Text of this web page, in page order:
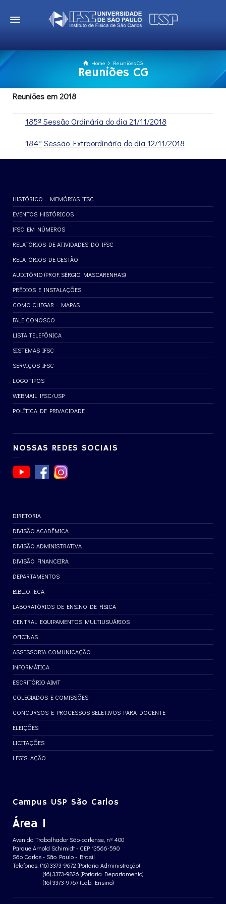
Home Reuniões CG
Reuniões CG
Reuniões em 2018
185ª Sessão Ordinária do dia 21/11/2018
184ª Sessão Extraordinária do dia 12/11/2018
HISTÓRICO – MEMÓRIAS IFSC
EVENTOS HISTÓRICOS
IFSC EM NÚMEROS
RELATÓRIOS DE ATIVIDADES DO IFSC
RELATÓRIOS DE GESTÃO
AUDITÓRIO (PROF. SÉRGIO MASCARENHAS)
PRÉDIOS E INSTALAÇÕES
COMO CHEGAR – MAPAS
FALE CONOSCO
LISTA TELEFÔNICA
SISTEMAS IFSC
SERVIÇOS IFSC
LOGOTIPOS
WEBMAIL IFSC/USP
POLÍTICA DE PRIVACIDADE
NOSSAS REDES SOCIAIS
DIRETORIA
DIVISÃO ACADÊMICA
DIVISÃO ADMINISTRATIVA
DIVISÃO FINANCEIRA
DEPARTAMENTOS
BIBLIOTECA
LABORATÓRIOS DE ENSINO DE FÍSICA
CENTRAL EQUIPAMENTOS MULTIUSUÁRIOS
OFICINAS
ASSESSORIA COMUNICAÇÃO
INFORMÁTICA
ESCRITÓRIO AIMT
COLEGIADOS E COMISSÕES
CONCURSOS E PROCESSOS SELETIVOS PARA DOCENTE
ELEIÇÕES
LICITAÇÕES
LEGISLAÇÃO
Campus USP São Carlos
Área 1
Avenida Trabalhador São-carlense, nº 400
Parque Arnold Schimidt - CEP 13566-590
São Carlos - São Paulo - Brasil
Telefones: (16) 3373-9672 (Portaria Administração)
(16) 3373-9826 (Portaria Departamento)
(16) 3373-9767 (Lab. Ensino)